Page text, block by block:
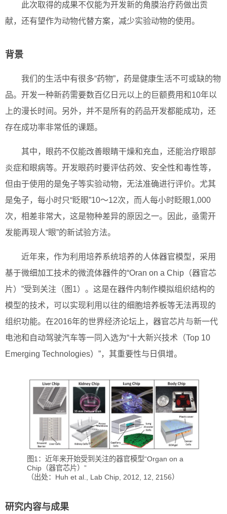
此次取得的成果不仅能为开发新的角膜治疗药做出贡
献，还有望作为动物代替方案，减少实验动物的使用。
背景
我们的生活中有很多“药物”，药是健康生活不可或缺的物
品。开发一种新药需要数百亿日元以上的巨额费用和10年以
上的漫长时间。另外，并不是所有的药品开发都能成功，还
存在成功率非常低的课题。
其中，眼药不仅能改善眼睛干燥和充血，还能治疗眼部
炎症和眼病等。开发眼药时要评估药效、安全性和毒性等，
但由于使用的是兔子等实验动物，无法准确进行评价。尤其
是兔子，每小时只“眨眼”10～12次，而人每小时眨眼1,000
次，相差非常大，这是物种差异的原因之一。因此，亟需开
发能再现人“眼”的新试验方法。
近年来，作为利用培养系统培养的人体器官模型，采用
基于微细加工技术的微流体器件的“Oran on a Chip（器官芯
片）”受到关注（图1）。这是在器件内制作模拟组织结构的
模型的技术，可以实现利用以往的细胞培养板等无法再现的
组织功能。在2016年的世界经济论坛上，器官芯片与新一代
电池和自动驾驶汽车等一同入选为“十大新兴技术（Top 10
Emerging Technologies）”，其重要性与日俱增。
图1：近年来开始受到关注的器官模型“Organ on a
Chip（器官芯片）”
（出处：Huh et al., Lab Chip, 2012, 12, 2156）
研究内容与成果